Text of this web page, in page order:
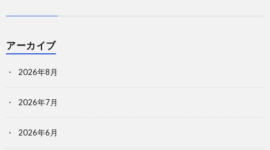
アーカイブ
2026年8月
2026年7月
2026年6月